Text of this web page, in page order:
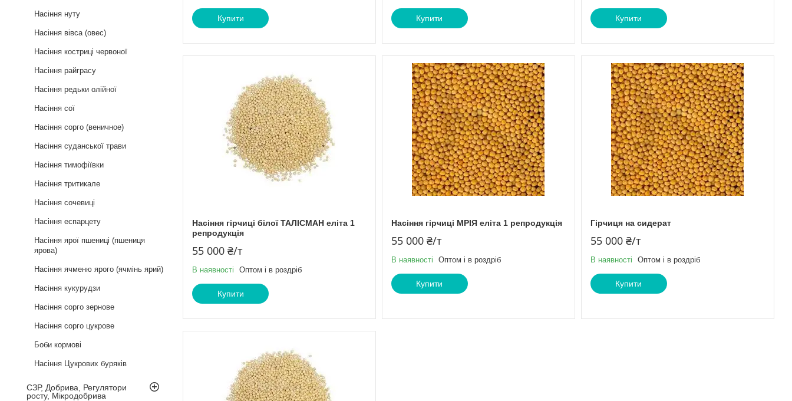
Насіння нуту
Насіння вівса (овес)
Насіння костриці червоної
Насіння райграсу
Насіння редьки олійної
Насіння сої
Насіння сорго (веничное)
Насіння суданської трави
Насіння тимофіївки
Насіння тритикале
Насіння сочевиці
Насіння еспарцету
Насіння ярої пшениці (пшениця
ярова)
Насіння ячменю ярого (ячмінь ярий)
Насіння кукурудзи
Насіння сорго зернове
Насіння сорго цукрове
Боби кормові
Насіння Цукрових буряків
СЗР, Добрива, Регулятори
росту, Мікродобрива
Купити Купити Купити
Насіння гірчиці білої ТАЛІСМАН еліта 1
репродукція
55 000 ₴/т
В наявності Оптом і в роздріб
Купити
Насіння гірчиці МРІЯ еліта 1 репродукція
55 000 ₴/т
В наявності Оптом і в роздріб
Купити
Гірчиця на сидерат
55 000 ₴/т
В наявності Оптом і в роздріб
Купити